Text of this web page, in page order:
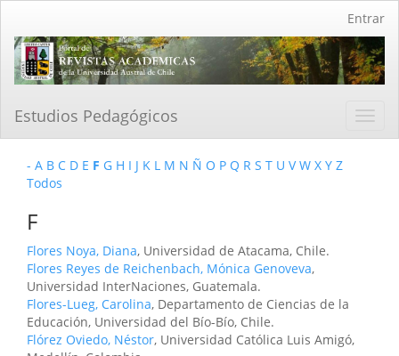
Contenido
principal
Barra
Entrar
Estudios Pedagógicos
- A B C D E F G H I J K L M N Ñ O P Q R S T U V W X Y Z
Todos
F
Flores Noya, Diana, Universidad de Atacama, Chile.
Flores Reyes de Reichenbach, Mónica Genoveva,
Universidad InterNaciones, Guatemala.
Flores-Lueg, Carolina, Departamento de Ciencias de la
Educación, Universidad del Bío-Bío, Chile.
Flórez Oviedo, Néstor, Universidad Católica Luis Amigó,